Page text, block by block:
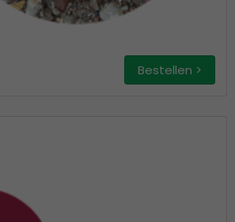
Bestellen >